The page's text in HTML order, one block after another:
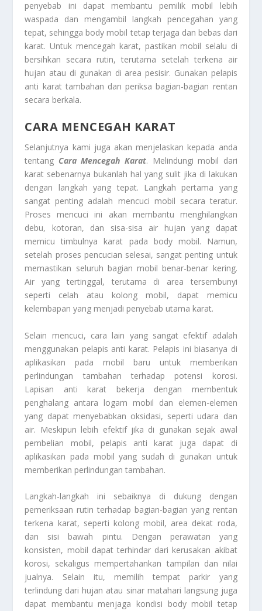
penyebab ini dapat membantu pemilik mobil lebih
waspada dan mengambil langkah pencegahan yang
tepat, sehingga body mobil tetap terjaga dan bebas dari
karat. Untuk mencegah karat, pastikan mobil selalu di
bersihkan secara rutin, terutama setelah terkena air
hujan atau di gunakan di area pesisir. Gunakan pelapis
anti karat tambahan dan periksa bagian-bagian rentan
secara berkala.
CARA MENCEGAH KARAT
Selanjutnya kami juga akan menjelaskan kepada anda
tentang Cara Mencegah Karat. Melindungi mobil dari
karat sebenarnya bukanlah hal yang sulit jika di lakukan
dengan langkah yang tepat. Langkah pertama yang
sangat penting adalah mencuci mobil secara teratur.
Proses mencuci ini akan membantu menghilangkan
debu, kotoran, dan sisa-sisa air hujan yang dapat
memicu timbulnya karat pada body mobil. Namun,
setelah proses pencucian selesai, sangat penting untuk
memastikan seluruh bagian mobil benar-benar kering.
Air yang tertinggal, terutama di area tersembunyi
seperti celah atau kolong mobil, dapat memicu
kelembapan yang menjadi penyebab utama karat.
Selain mencuci, cara lain yang sangat efektif adalah
menggunakan pelapis anti karat. Pelapis ini biasanya di
aplikasikan pada mobil baru untuk memberikan
perlindungan tambahan terhadap potensi korosi.
Lapisan anti karat bekerja dengan membentuk
penghalang antara logam mobil dan elemen-elemen
yang dapat menyebabkan oksidasi, seperti udara dan
air. Meskipun lebih efektif jika di gunakan sejak awal
pembelian mobil, pelapis anti karat juga dapat di
aplikasikan pada mobil yang sudah di gunakan untuk
memberikan perlindungan tambahan.
Langkah-langkah ini sebaiknya di dukung dengan
pemeriksaan rutin terhadap bagian-bagian yang rentan
terkena karat, seperti kolong mobil, area dekat roda,
dan sisi bawah pintu. Dengan perawatan yang
konsisten, mobil dapat terhindar dari kerusakan akibat
korosi, sekaligus mempertahankan tampilan dan nilai
jualnya. Selain itu, memilih tempat parkir yang
terlindung dari hujan atau sinar matahari langsung juga
dapat membantu menjaga kondisi body mobil tetap